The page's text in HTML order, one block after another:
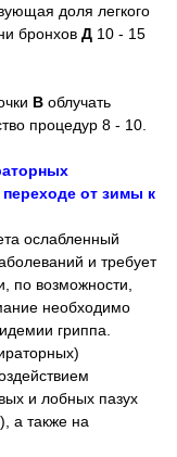
доля легкого
бронхов Д 10 - 15
В облучать
процедур 8 - 10.
от зимы к
ослабленный
и требует
по возможности,
необходимо
гриппа.
и лобных пазух
а также на